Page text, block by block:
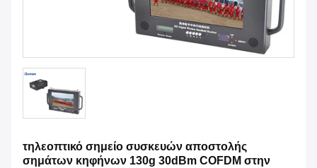
τηλεοπτικό σημείο συσκευών αποστολής
σημάτων κηφήνων 130g 30dBm COFDM στην